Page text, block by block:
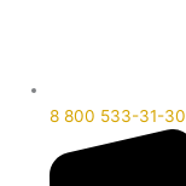
8 800 533-31-30